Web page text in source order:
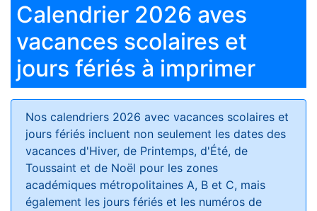
Calendrier 2026 aves
vacances scolaires et
jours fériés à imprimer
Nos calendriers 2026 avec vacances scolaires et
jours fériés incluent non seulement les dates des
vacances d'Hiver, de Printemps, d'Été, de
Toussaint et de Noël pour les zones
académiques métropolitaines A, B et C, mais
également les jours fériés et les numéros de